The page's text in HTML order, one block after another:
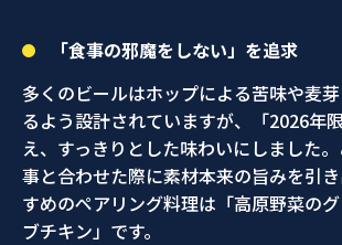
「食事の邪魔をしない」を追求
多くのビールはホップによる苦味や麦
るよう設計されていますが、「2026年
え、すっきりとした味わいにしました
事と合わせた際に素材本来の旨みを引
すめのペアリング料理は「高原野菜の
ブチキン」です。